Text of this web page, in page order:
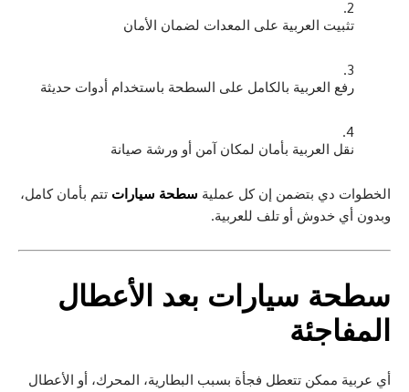
تثبيت العربية على المعدات لضمان الأمان
رفع العربية بالكامل على السطحة باستخدام أدوات حديثة
نقل العربية بأمان لمكان آمن أو ورشة صيانة
الخطوات دي بتضمن إن كل عملية سطحة سيارات تتم بأمان كامل،
وبدون أي خدوش أو تلف للعربية.
سطحة سيارات بعد الأعطال
المفاجئة
أي عربية ممكن تتعطل فجأة بسبب البطارية، المحرك، أو الأعطال